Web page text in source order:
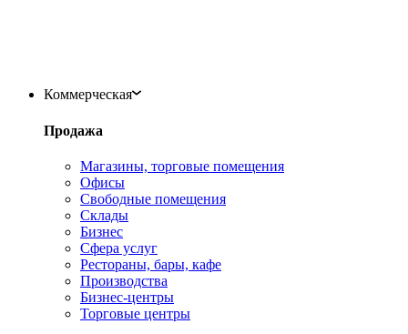
Коммерческая
Продажа
Магазины, торговые помещения
Офисы
Свободные помещения
Склады
Бизнес
Сфера услуг
Рестораны, бары, кафе
Производства
Бизнес-центры
Торговые центры